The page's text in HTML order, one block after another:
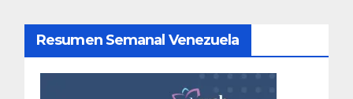
Resumen Semanal Venezuela